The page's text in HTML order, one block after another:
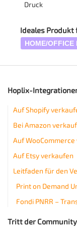
Druck
Ideales Produkt
HOME/OFFICE
Hoplix-
Auf Shopify
Bei Amazon
Auf
Auf Etsy verkaufen
Leitfaden für den
Print on Demand
Fondi PNRR –
Tritt der